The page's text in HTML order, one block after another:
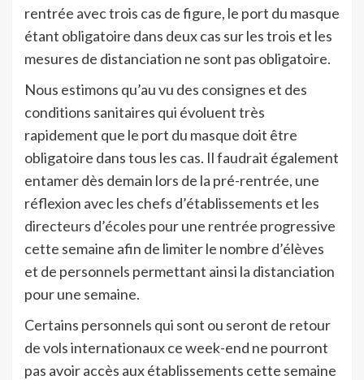
rentrée avec trois cas de figure, le port du masque
étant obligatoire dans deux cas sur les trois et les
mesures de distanciation ne sont pas obligatoire.
Nous estimons qu’au vu des consignes et des
conditions sanitaires qui évoluent très
rapidement que le port du masque doit être
obligatoire dans tous les cas. Il faudrait également
entamer dès demain lors de la pré-rentrée, une
réflexion avec les chefs d’établissements et les
directeurs d’écoles pour une rentrée progressive
cette semaine afin de limiter le nombre d’élèves
et de personnels permettant ainsi la distanciation
pour une semaine.
Certains personnels qui sont ou seront de retour
de vols internationaux ce week-end ne pourront
pas avoir accès aux établissements cette semaine